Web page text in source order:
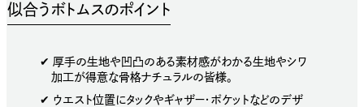
似合うボトムスのポイント
✔︎ 厚手の生地や凹凸のある素材感がわかる生地やシワ
加工が得意な骨格ナチュラルの皆様。
✔︎ ウエスト位置にタックやギャザー・ポケットなどのデザ